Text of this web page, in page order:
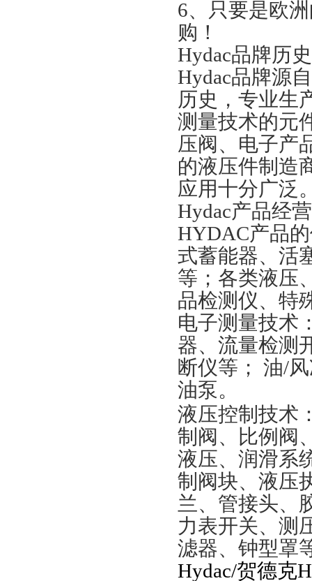
6、只要是欧
购！
Hydac品牌历史
Hydac品牌源
历史，专业生
测量技术的元
压阀、电子产
的液压件制造
应用十分广泛
Hydac产品经
HYDAC产品
式蓄能器、活
等；各类液压
品检测仪、特
电子测量技术
器、流量检测
断仪等； 油/
油泵。
液压控制技术
制阀、比例阀
液压、润滑系
制阀块、液压
兰、管接头、
力表开关、测
滤器、钟型罩
Hydac/贺德克